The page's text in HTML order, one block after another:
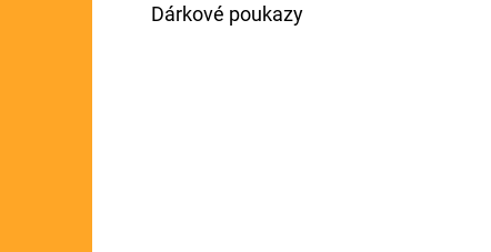
Dárkové poukazy